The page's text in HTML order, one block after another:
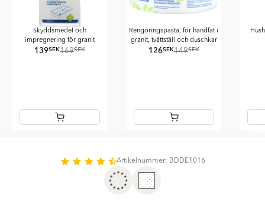
Skyddsmedel och
impregnering för granit
139SEK169SEK
Rengöringspasta, för handfat i
granit, tvättställ och duschkar
126SEK149SEK
Artikelnummer: BDDE1016